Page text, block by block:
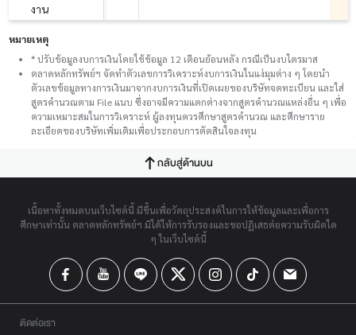
งาน
หมายเหตุ
* ปรับข้อมูลงบการเงินโดยใช้ข้อมูล 12 เดือนย้อนหลัง กรณีเป็นงบไตรมาส
ตลาดหลักทรัพย์ฯ จัดทำตัวเลขการวิเคราะห์งบการเงินในแง่มุมต่าง ๆ โดยนำ
ตัวเลขข้อมูลทางการเงินมาจากงบการเงินที่เปิดเผยของบริษัทจดทะเบียน และใส่
สูตรคำนวณตาม File แนบ ซึ่งอาจมีความแตกต่างจากสูตรคำนวณแหล่งอื่น ๆ เพื่อ
ความเหมาะสมในการวิเคราะห์ ผู้ลงทุนควรศึกษาสูตรคำนวณ และศึกษาราย
ละเอียดของบริษัทเพิ่มเติมเพื่อประกอบการตัดสินใจลงทุน
กลับสู่ด้านบน
เนื้อหาทั้งหมดบนเว็บไซต์นี้ มีขึ้นเพื่อวัตถุประสงค์ในการให้ข้อมูลและเพื่อการ
ศึกษาเท่านั้น ตลาดหลักทรัพย์ฯ มิได้ให้การรับรองและขอปฏิเสธต่อความรับผิดใด
ๆ ในเว็บไซต์นี้
ติดต่อเรา